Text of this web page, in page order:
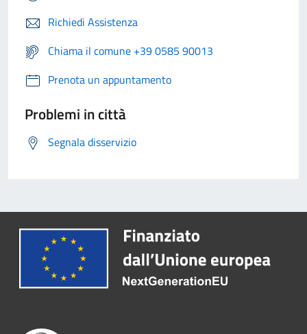
Richiedi Assistenza
Chiama il comune +39 0585 90013
Prenota un appuntamento
Problemi in città
Segnala disservizio